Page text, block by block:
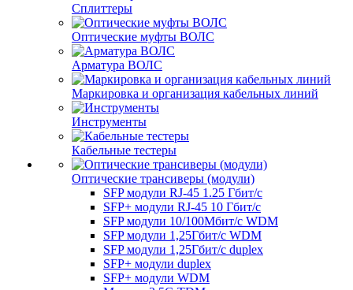
Сплиттеры
Оптические муфты ВОЛС
Арматура ВОЛС
Маркировка и организация кабельных линий
Инструменты
Кабельные тестеры
Оптические трансиверы (модули)
SFP модули RJ-45 1.25 Гбит/c
SFP+ модули RJ-45 10 Гбит/c
SFP модули 10/100Мбит/с WDM
SFP модули 1,25Гбит/с WDM
SFP модули 1,25Гбит/с duplex
SFP+ модули duplex
SFP+ модули WDM